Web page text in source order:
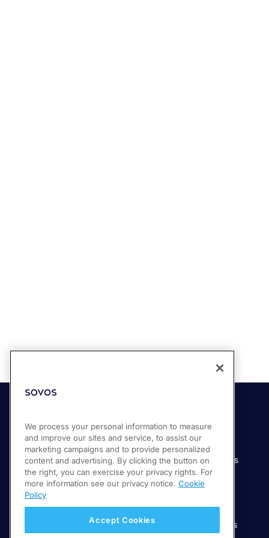
Soluciones
Compliance Cloud
Productos
Servicios
Industrias
Manufactura
Servicios financieros
Servicios digitales
Salud
Telecomunicaciones
We process your personal information to measure
and improve our sites and service, to assist our
marketing campaigns and to provide personalized
content and advertising. By clicking the button on
the right, you can exercise your privacy rights. For
more information see our privacy notice. Cookie
Policy
Accept Cookies